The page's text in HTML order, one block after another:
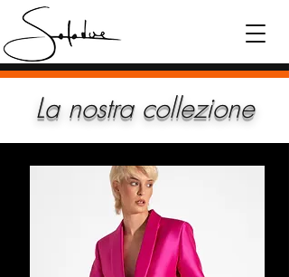
La nostra collezione